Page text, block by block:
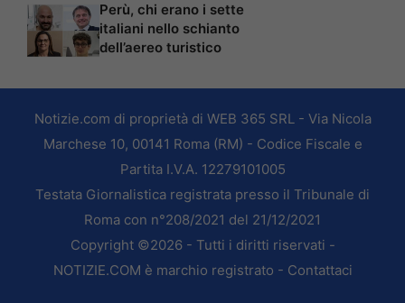
Perù, chi erano i sette
italiani nello schianto
dell’aereo turistico
Notizie.com di proprietà di WEB 365 SRL - Via Nicola
Marchese 10, 00141 Roma (RM) - Codice Fiscale e
Partita I.V.A. 12279101005
Testata Giornalistica registrata presso il Tribunale di
Roma con n°208/2021 del 21/12/2021
Copyright ©2026 - Tutti i diritti riservati -
NOTIZIE.COM è marchio registrato - Contattaci